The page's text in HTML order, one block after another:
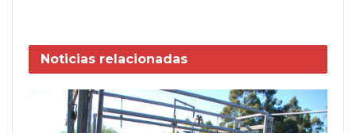
Noticias relacionadas